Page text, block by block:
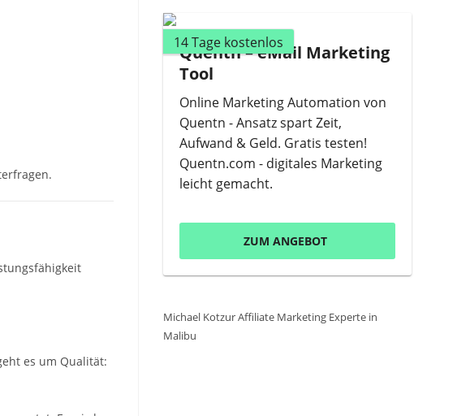
es um Qualität:
14 Tage kostenlos
Quentn – eMail Marketing
Tool
Online Marketing Automation von
Quentn - Ansatz spart Zeit,
Aufwand & Geld. Gratis testen!
Quentn.com - digitales Marketing
leicht gemacht.
ZUM ANGEBOT
Michael Kotzur Affiliate Marketing Experte in
Malibu